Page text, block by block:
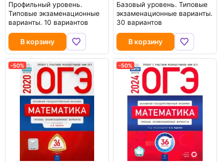
Профильный уровень.
Типовые экзаменационные
варианты. 10 вариантов
В корзину
Базовый уровень. Типовые
экзаменационные варианты.
30 вариантов
В корзину
-50% -50%